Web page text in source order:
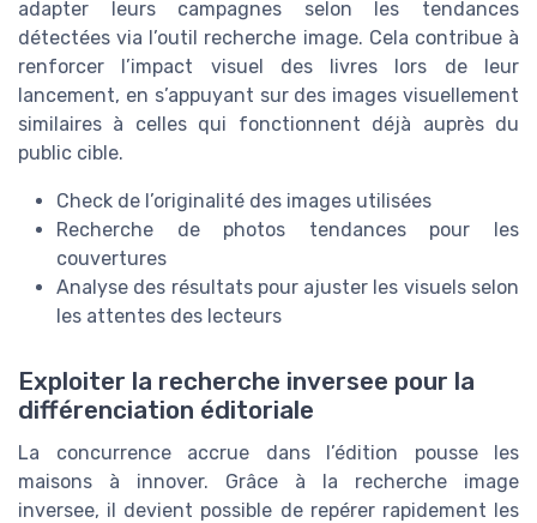
adapter leurs campagnes selon les tendances
détectées via l’outil recherche image. Cela contribue à
renforcer l’impact visuel des livres lors de leur
lancement, en s’appuyant sur des images visuellement
similaires à celles qui fonctionnent déjà auprès du
public cible.
Check de l’originalité des images utilisées
Recherche de photos tendances pour les
couvertures
Analyse des résultats pour ajuster les visuels selon
les attentes des lecteurs
Exploiter la recherche inversee pour la
différenciation éditoriale
La concurrence accrue dans l’édition pousse les
maisons à innover. Grâce à la recherche image
inversee, il devient possible de repérer rapidement les